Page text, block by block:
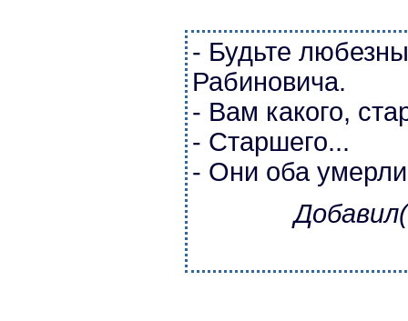
- Будьте
Рабиновича.
- Вам какого,
- Старшего...
- Они оба